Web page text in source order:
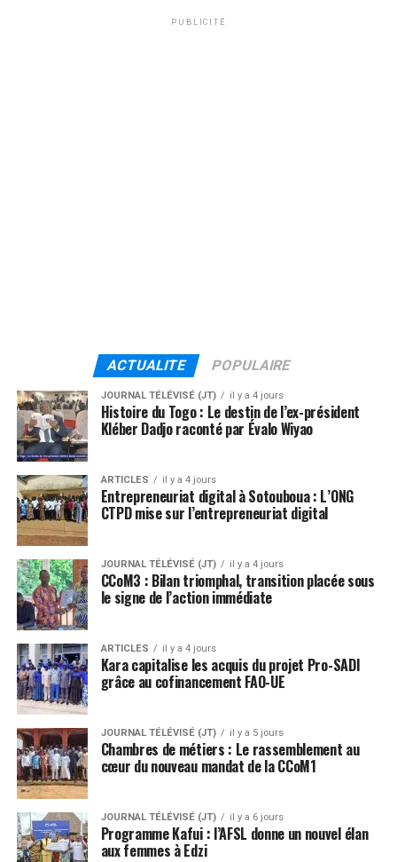
PUBLICITÉ
ACTUALITE POPULAIRE
JOURNAL TÉLÉVISÉ (JT) il y a 4 jours
Histoire du Togo : Le destin de l’ex-président
Kléber Dadjo raconté par Évalo Wiyao
ARTICLES il y a 4 jours
Entrepreneuriat digital à Sotouboua : L’ONG
CTPD mise sur l’entrepreneuriat digital
JOURNAL TÉLÉVISÉ (JT) il y a 4 jours
CCoM3 : Bilan triomphal, transition placée sous
le signe de l’action immédiate
ARTICLES il y a 4 jours
Kara capitalise les acquis du projet Pro-SADI
grâce au cofinancement FAO-UE
JOURNAL TÉLÉVISÉ (JT) il y a 5 jours
Chambres de métiers : Le rassemblement au
cœur du nouveau mandat de la CCoM1
JOURNAL TÉLÉVISÉ (JT) il y a 6 jours
Programme Kafui : l’AFSL donne un nouvel élan
aux femmes à Edzi